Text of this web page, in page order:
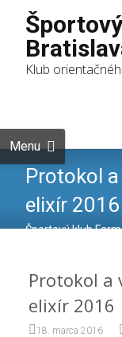
Klub
Menu
Protokol
elixír 2016
Športový klub
Protokol a
elixír 2016
18. marca 2016